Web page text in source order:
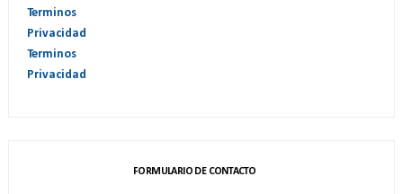
Terminos
Privacidad
Terminos
Privacidad
FORMULARIO DE CONTACTO